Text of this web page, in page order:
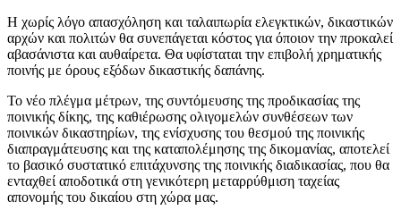
Η χωρίς λόγο απασχόληση και ταλαιπωρία ελεγκτικών, δικαστικών
αρχών και πολιτών θα συνεπάγεται κόστος για όποιον την προκαλεί
αβασάνιστα και αυθαίρετα. Θα υφίσταται την επιβολή χρηματικής
ποινής με όρους εξόδων δικαστικής δαπάνης.
Το νέο πλέγμα μέτρων, της συντόμευσης της προδικασίας της
ποινικής δίκης, της καθιέρωσης ολιγομελών συνθέσεων των
ποινικών δικαστηρίων, της ενίσχυσης του θεσμού της ποινικής
διαπραγμάτευσης και της καταπολέμησης της δικομανίας, αποτελεί
το βασικό συστατικό επιτάχυνσης της ποινικής διαδικασίας, που θα
ενταχθεί αποδοτικά στη γενικότερη μεταρρύθμιση ταχείας
απονομής του δικαίου στη χώρα μας.